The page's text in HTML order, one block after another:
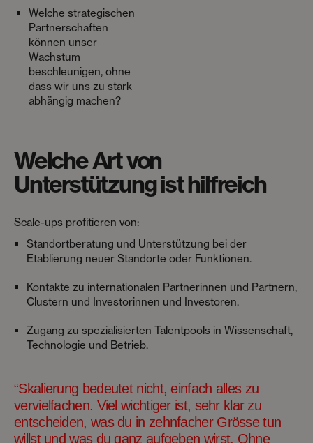
Welche strategischen
Partnerschaften
können unser
Wachstum
beschleunigen, ohne
dass wir uns zu stark
abhängig machen?
Welche Art von
Unterstützung ist hilfreich
Scale-ups profitieren von:
Standortberatung und Unterstützung bei der
Etablierung neuer Standorte oder Funktionen.
Kontakte zu internationalen Partnerinnen und Partnern,
Clustern und Investorinnen und Investoren.
Zugang zu spezialisierten Talentpools in Wissenschaft,
Technologie und Betrieb.
“Skalierung bedeutet nicht, einfach alles zu
vervielfachen. Viel wichtiger ist, sehr klar zu
entscheiden, was du in zehnfacher Grösse tun
willst und was du ganz aufgeben wirst. Ohne